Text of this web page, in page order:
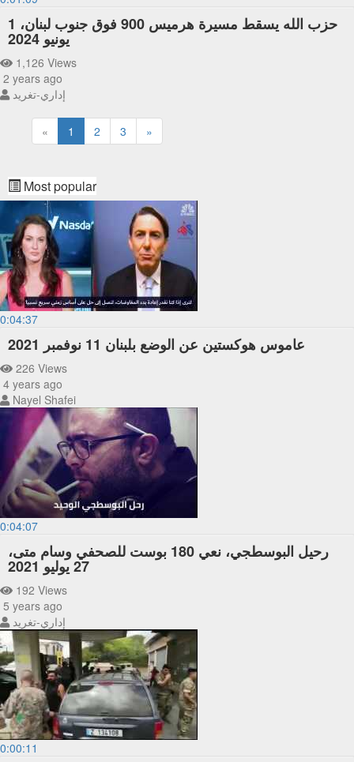
حزب الله يسقط مسيرة هرميس 900 فوق جنوب لبنان، 1
يونيو 2024
1,126 Views
2 years ago
إداري-تغريد
« 1 2 3 »
Most popular
0:04:37
عاموس هوكستين عن الوضع بلبنان 11 نوفمبر 2021
226 Views
4 years ago
Nayel Shafei
0:04:07
رحيل البوسطجي، نعي 180 بوست للصحفي وسام متى،
27 يوليو 2021
192 Views
5 years ago
إداري-تغريد
0:00:11